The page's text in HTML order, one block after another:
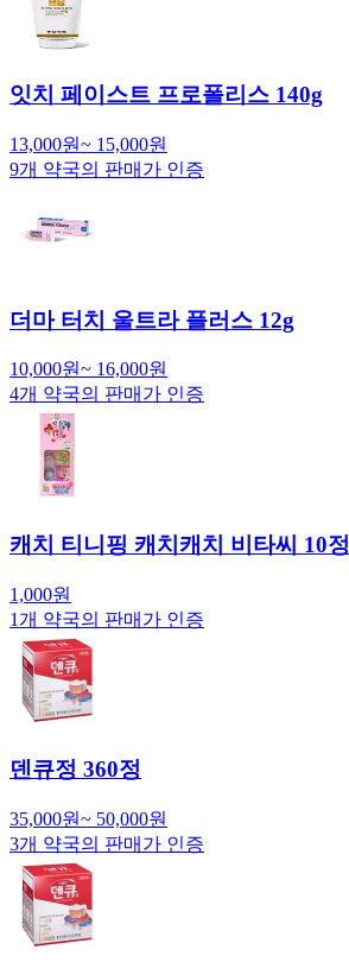
잇치 페이스트 프로폴리스 140g
13,000원~ 15,000원
9개 약국의 판매가 인증
더마 터치 울트라 플러스 12g
10,000원~ 16,000원
4개 약국의 판매가 인증
캐치 티니핑 캐치캐치 비타씨 10정
1,000원
1개 약국의 판매가 인증
덴큐정 360정
35,000원~ 50,000원
3개 약국의 판매가 인증